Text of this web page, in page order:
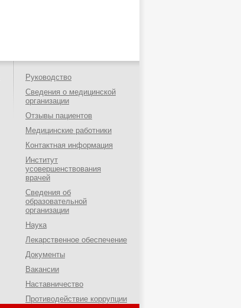
Руководство
Сведения о медицинской
организации
Отзывы пациентов
Медицинские работники
Контактная информация
Институт
усовершенствования
врачей
Сведения об
образовательной
организации
Наука
Лекарственное обеспечение
Документы
Вакансии
Наставничество
Противодействие коррупции